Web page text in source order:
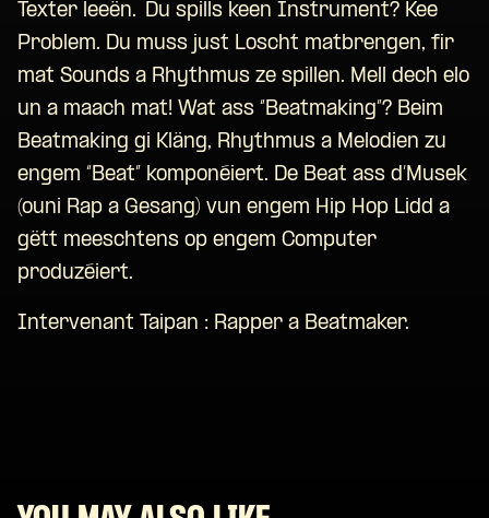
Texter leeën. Du spills keen Instrument? Kee
Problem. Du muss just Loscht matbrengen, fir
mat Sounds a Rhythmus ze spillen. Mell dech elo
un a maach mat! Wat ass “Beatmaking”? Beim
Beatmaking gi Kläng, Rhythmus a Melodien zu
engem “Beat” komponéiert. De Beat ass d’Musek
(ouni Rap a Gesang) vun engem Hip Hop Lidd a
gëtt meeschtens op engem Computer
produzéiert.
Intervenant Taipan : Rapper a Beatmaker.